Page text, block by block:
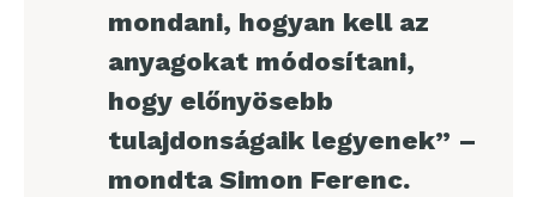
mondani, hogyan kell az
anyagokat módosítani,
hogy előnyösebb
tulajdonságaik legyenek” –
mondta Simon Ferenc.